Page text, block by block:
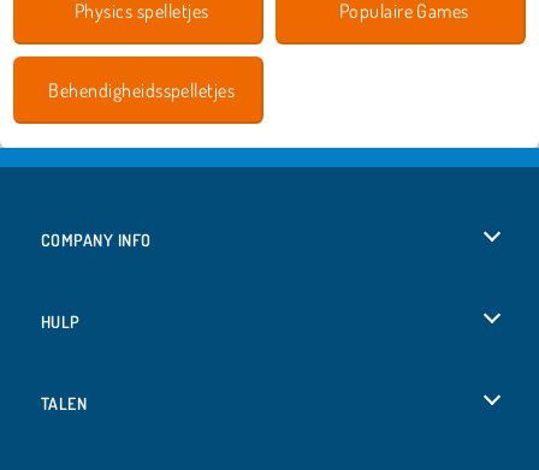
Physics spelletjes Populaire Games
Behendigheidsspelletjes
COMPANY INFO
HULP
TALEN